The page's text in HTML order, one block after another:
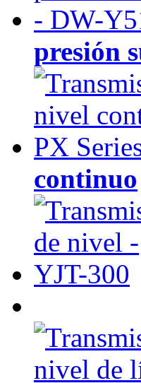
presión
continuo